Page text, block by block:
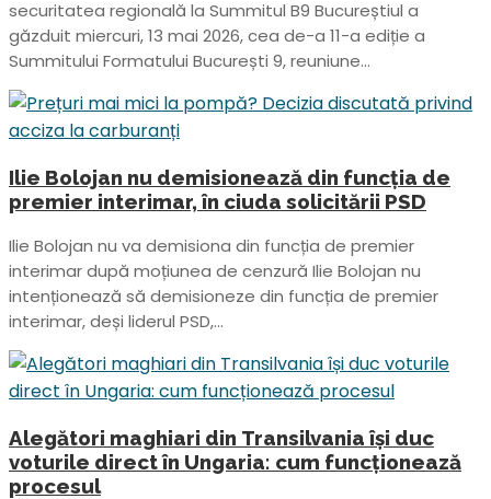
securitatea regională la Summitul B9 Bucureștiul a
găzduit miercuri, 13 mai 2026, cea de-a 11-a ediție a
Summitului Formatului București 9, reuniune...
Ilie Bolojan nu demisionează din funcția de
premier interimar, în ciuda solicitării PSD
Ilie Bolojan nu va demisiona din funcția de premier
interimar după moțiunea de cenzură Ilie Bolojan nu
intenționează să demisioneze din funcția de premier
interimar, deși liderul PSD,...
Alegători maghiari din Transilvania își duc
voturile direct în Ungaria: cum funcționează
procesul